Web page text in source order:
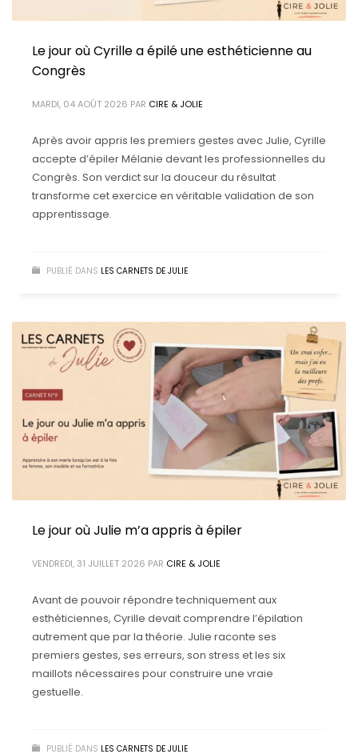
Le jour où Cyrille a épilé une esthéticienne au
Congrès
MARDI, 04 AOÛT 2026 PAR CIRE & JOLIE
Après avoir appris les premiers gestes avec Julie, Cyrille
accepte d’épiler Mélanie devant les professionnelles du
Congrès. Son verdict sur la douceur du résultat
transforme cet exercice en véritable validation de son
apprentissage.
PUBLIÉ DANS LES CARNETS DE JULIE
Le jour où Julie m’a appris à épiler
VENDREDI, 31 JUILLET 2026 PAR CIRE & JOLIE
Avant de pouvoir répondre techniquement aux
esthéticiennes, Cyrille devait comprendre l’épilation
autrement que par la théorie. Julie raconte ses
premiers gestes, ses erreurs, son stress et les six
maillots nécessaires pour construire une vraie
gestuelle.
PUBLIÉ DANS LES CARNETS DE JULIE